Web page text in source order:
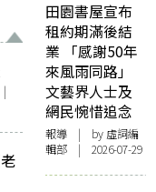
田園書屋宣布
租約期滿後結
業 「感謝50年
來風雨同路」
文藝界人士及
網民惋惜追念
報導 | by 虛詞編
輯部 | 2026-07-29